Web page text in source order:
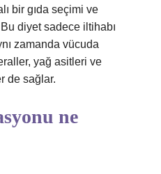
bir gıda seçimi ve
diyet sadece iltihabı
zamanda vücuda
yağ asitleri ve
de sağlar.
ne